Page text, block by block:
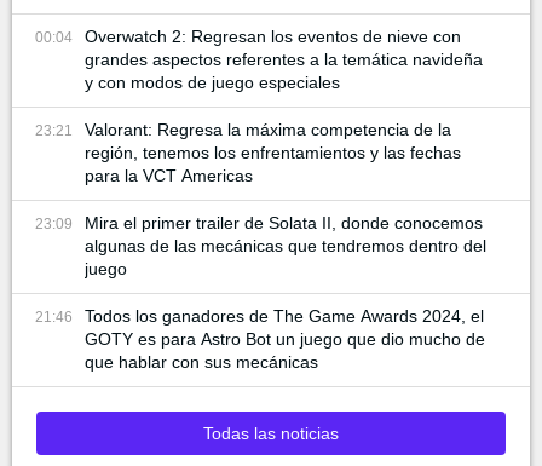
00:04
Overwatch 2: Regresan los eventos de nieve con
grandes aspectos referentes a la temática navideña
y con modos de juego especiales
23:21
Valorant: Regresa la máxima competencia de la
región, tenemos los enfrentamientos y las fechas
para la VCT Americas
23:09
Mira el primer trailer de Solata II, donde conocemos
algunas de las mecánicas que tendremos dentro del
juego
21:46
Todos los ganadores de The Game Awards 2024, el
GOTY es para Astro Bot un juego que dio mucho de
que hablar con sus mecánicas
Todas las noticias